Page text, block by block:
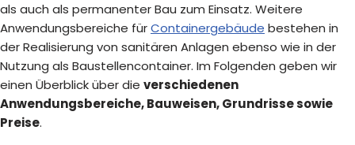
als auch als permanenter Bau zum Einsatz. Weitere
Anwendungsbereiche fürContainergebäude bestehen in
der Realisierung von sanitären Anlagen ebenso wie in der
Nutzung als Baustellencontainer. Im Folgenden geben wir
einen Überblick über die verschiedenen
Anwendungsbereiche, Bauweisen, Grundrisse sowie
Preise.